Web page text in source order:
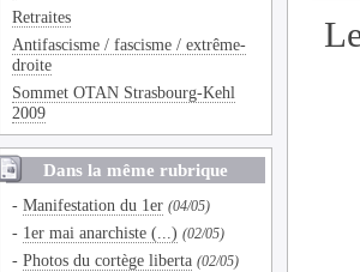
Retraites
Antifascisme / fascisme / extrême-
droite
Sommet OTAN Strasbourg-Kehl
2009
Dans la même rubrique
-Manifestation du 1er (04/05)
- 1er mai anarchiste (...) (02/05)
-Photos du cortège liberta (02/05)